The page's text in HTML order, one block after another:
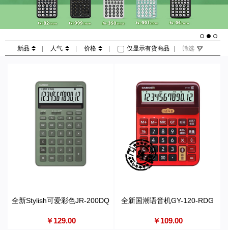
新品 人气 价格 仅显示有货商品 筛选
全新Stylish可爱彩色JR-200DQ
￥129.00
全新国潮语音机GY-120-RDG
￥109.00